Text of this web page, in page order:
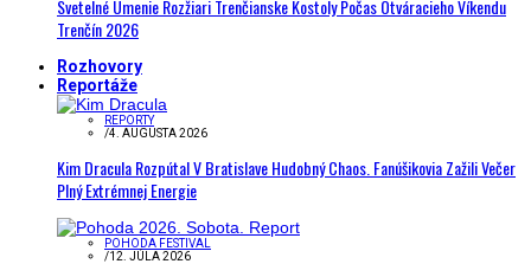
Svetelné Umenie Rozžiari Trenčianske Kostoly Počas Otváracieho Víkendu
Trenčín 2026
Rozhovory
Reportáže
REPORTY
/4. AUGUSTA 2026
Kim Dracula Rozpútal V Bratislave Hudobný Chaos. Fanúšikovia Zažili Večer
Plný Extrémnej Energie
POHODA FESTIVAL
/12. JÚLA 2026